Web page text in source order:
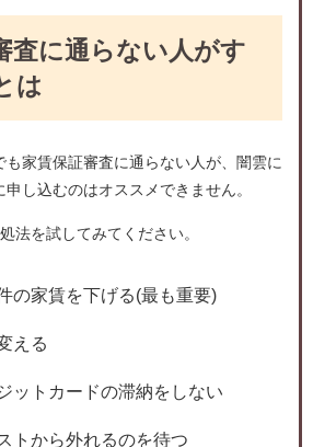
査に通らない人がす
は
家賃保証審査に通らない人が、闇雲に
し込むのはオススメできません。
法を試してみてください。
の家賃を下げる(最も重要)
える
ットカードの滞納をしない
トから外れるのを待つ